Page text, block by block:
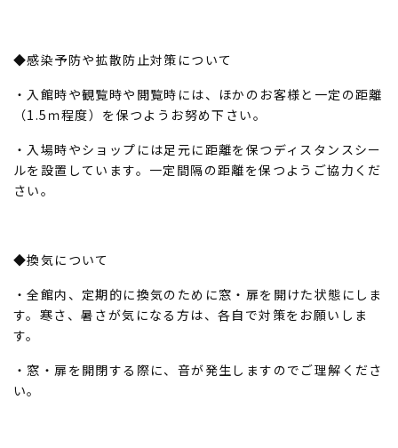
◆感染予防や拡散防止対策について
・入館時や観覧時や閲覧時には、ほかのお客様と一定の距離
（1.5ｍ程度）を保つようお努め下さい。
・入場時やショップには足元に距離を保つディスタンスシー
ルを設置しています。一定間隔の距離を保つようご協力くだ
さい。
◆換気について
・全館内、定期的に換気のために窓・扉を開けた状態にしま
す。寒さ、暑さが気になる方は、各自で対策をお願いしま
す。
・窓・扉を開閉する際に、音が発生しますのでご理解くださ
い。